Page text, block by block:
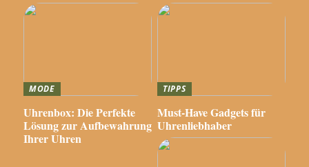
MODE
Uhrenbox: Die Perfekte
Lösung zur Aufbewahrung
Ihrer Uhren
TIPPS
Must-Have Gadgets für
Uhrenliebhaber